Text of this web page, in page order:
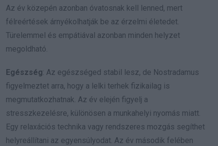
Az év közepén azonban óvatosnak kell lenned, mert
félreértések árnyékolhatják be az érzelmi életedet.
Türelemmel és empátiával azonban minden helyzet
megoldható.
Egészség: Az egészséged stabil lesz, de Nostradamus
figyelmeztet arra, hogy a lelki terhek fizikailag is
megmutatkozhatnak. Az év elején figyelj a
stresszkezelésre, különösen a munkahelyi nyomás miatt.
Egy relaxációs technika vagy rendszeres mozgás segíthet
helyreállítani az egyensúlyodat. Az év második felében